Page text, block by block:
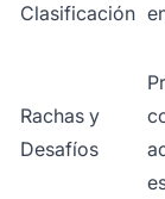
Clasificación
Rachas y
Desafíos